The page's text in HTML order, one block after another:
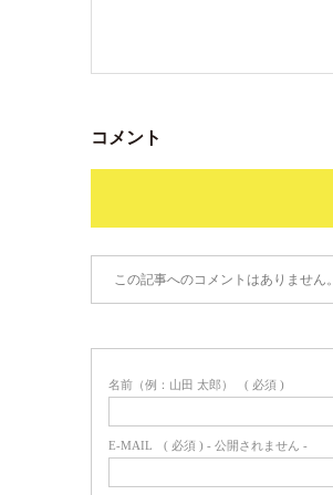
コメント
この記事へのコメントはありません。
名前（例：山田 太郎） ( 必須 )
E-MAIL ( 必須 ) - 公開されません -